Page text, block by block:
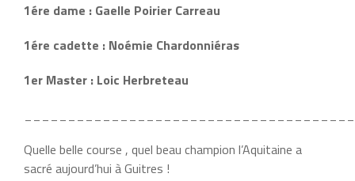
1ére dame : Gaelle Poirier Carreau
1ére cadette : Noémie Chardonniéras
1er Master : Loic Herbreteau
Quelle belle course , quel beau champion l’Aquitaine a
sacré aujourd’hui à Guitres !